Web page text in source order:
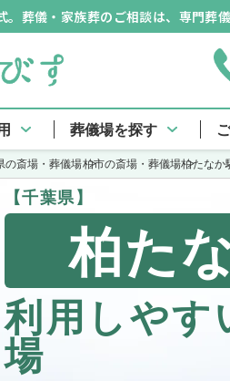
葬儀・家族葬のご相談は、専門葬
葬儀場を探す
の斎場・葬儀場柏市の斎場・葬儀場柏たなか
【千葉県】
柏た
利用しやす
場